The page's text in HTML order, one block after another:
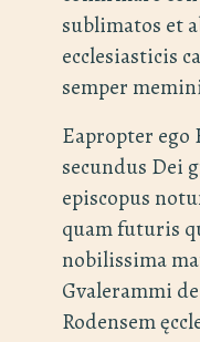
sublimatos et
ecclesiasticis
semper
Eapropter
secundus Dei
episcopus
quam futuris
nobilissima
Gvalerammi
Rodensem